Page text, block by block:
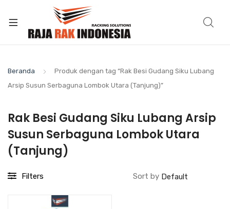
Beranda
Produk dengan tag “Rak Besi Gudang Siku Lubang
Arsip Susun Serbaguna Lombok Utara (Tanjung)”
Rak Besi Gudang Siku Lubang Arsip
Susun Serbaguna Lombok Utara
(Tanjung)
Filters Sort by